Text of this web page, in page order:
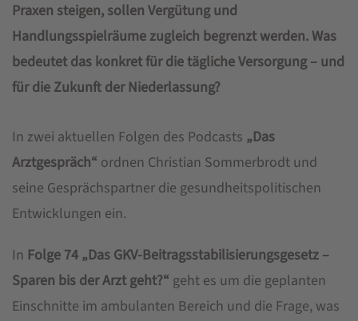
Praxen steigen, sollen Vergütung und
Handlungsspielräume zugleich begrenzt werden. Was
bedeutet das konkret für die tägliche Versorgung – und
für die Zukunft der Niederlassung?
In zwei aktuellen Folgen des Podcasts „Das
Arztgespräch“ ordnen Christian Sommerbrodt und
seine Gesprächspartner die gesundheitspolitischen
Entwicklungen ein.
In Folge 74 „Das GKV-Beitragsstabilisierungsgesetz –
Sparen bis der Arzt geht?“ geht es um die geplanten
Einschnitte im ambulanten Bereich und die Frage, was